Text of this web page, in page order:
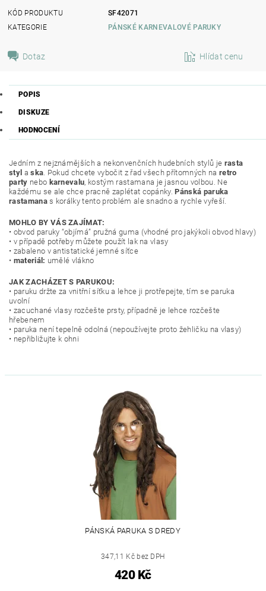
KÓD PRODUKTU
SF42071
KATEGORIE
PÁNSKÉ KARNEVALOVÉ PARUKY
Dotaz Hlídat cenu
POPIS
DISKUZE
HODNOCENÍ
Jedním z nejznámějších a nekonvenčních hudebních stylů je rasta
styl a ska. Pokud chcete vybočit z řad všech přítomných na retro
party nebo karnevalu, kostým rastamana je jasnou volbou. Ne
každému se ale chce pracně zaplétat copánky.Pánská paruka
rastamanas korálky tento problém ale snadno a rychle vyřeší.
MOHLO BY VÁS ZAJÍMAT:
• obvod paruky “objímá” pružná guma (vhodné pro jakýkoli obvod hlavy)
• v případě potřeby můžete použít lak na vlasy
• zabaleno v antistatické jemné síťce
• materiál: umělé vlákno
JAK ZACHÁZET S PARUKOU:
• paruku držte za vnitřní síťku a lehce ji protřepejte, tím se paruka
uvolní
• zacuchané vlasy rozčešte prsty, případně je lehce rozčešte
hřebenem
• paruka není tepelně odolná (nepoužívejte proto žehličku na vlasy)
• nepřibližujte k ohni
PÁNSKÁ PARUKA S DREDY
347,11 Kč bez DPH
420 Kč